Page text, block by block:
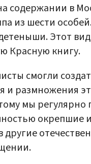
содержании в
из шести
Этот
Красную книгу.
смогли
и размножения
мы регулярно
окрепшие
другие